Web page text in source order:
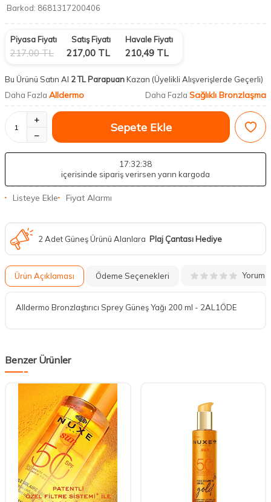
Barkod: 8681317200406
Piyasa Fiyatı
217,00TL
Satış Fiyatı
217,00 TL
Havale Fiyatı
210,49 TL
Bu Ürünü Satın Al 2 TL ParapuanKazan (Üyelikli Alışverişlerde Geçerli)
Daha Fazla Alldermo Daha Fazla Sağlıklı Bronzlaşma
Sepete Ekle
17:32:37
içerisinde sipariş verirsen yarın kargoda
Listeye Ekle Fiyat Alarmı
2 Adet Güneş Ürünü Alanlara Plaj Çantası Hediye
Ürün Açıklaması Ödeme Seçenekleri Yorum
Alldermo Bronzlaştırıcı Sprey Güneş Yağı 200 ml - 2AL1ÖDE
Benzer Ürünler